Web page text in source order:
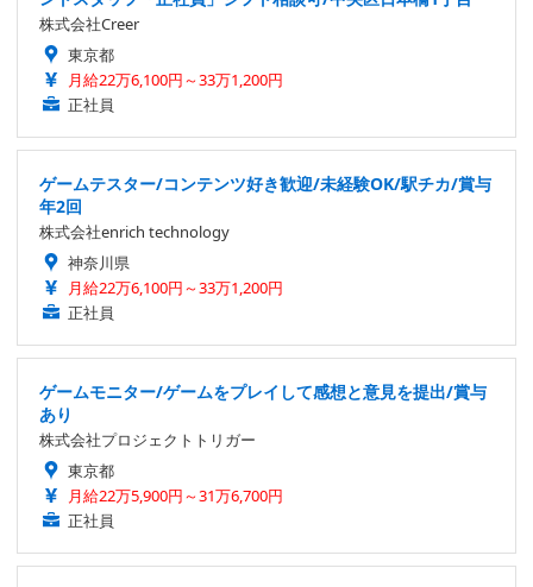
株式会社Creer
東京都
月給22万6,100円～33万1,200円
正社員
ゲームテスター/コンテンツ好き歓迎/未経験OK/駅チカ/賞与
年2回
株式会社enrich technology
神奈川県
月給22万6,100円～33万1,200円
正社員
ゲームモニター/ゲームをプレイして感想と意見を提出/賞与
あり
株式会社プロジェクトトリガー
東京都
月給22万5,900円～31万6,700円
正社員